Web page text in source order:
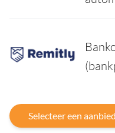
Selecteer een